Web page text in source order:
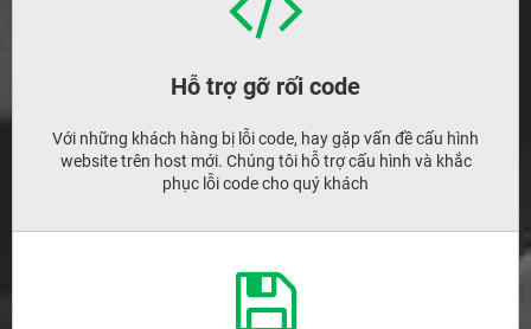
Hỗ trợ gỡ rối code
Với những khách hàng bị lỗi code, hay gặp vấn đề cấu hình
website trên host mới. Chúng tôi hỗ trợ cấu hình và khắc
phục lỗi code cho quý khách